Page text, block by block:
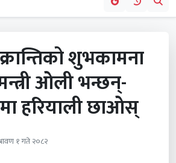
शुभकामना
ओली भन्छन्-
हरियाली छाओस्
१ गते २०८२